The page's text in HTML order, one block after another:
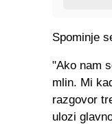
Spominje
"Ako nam
mlin. Mi
razgovor
ulozi